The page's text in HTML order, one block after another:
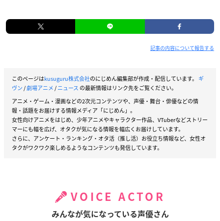
記事の内容について報告する
このページはkusuguru株式会社のにじめん編集部が作成・配信しています。 ギ
ヴン/劇場アニメ/ニュース の最新情報はリンク先をご覧ください。
アニメ・ゲーム・漫画などの2次元コンテンツや、声優・舞台・俳優などの情
報・話題をお届けする情報メディア「にじめん」。
女性向けアニメをはじめ、少年アニメやキャラクター作品、VTuberなどストリー
マーにも幅を広げ、オタクが気になる情報を幅広くお届けしています。
さらに、アンケート・ランキング・オタ活（推し活）お役立ち情報など、女性オ
タクがワクワク楽しめるようなコンテンツも発信しています。
VOICE ACTOR
みんなが気になっている声優さん